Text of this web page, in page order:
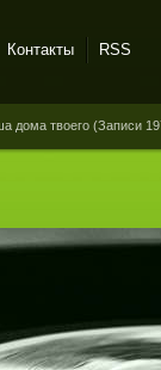
Контакты RSS
дома твоего (Записи